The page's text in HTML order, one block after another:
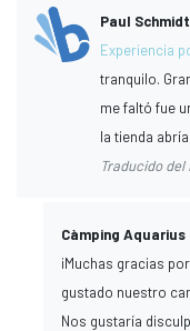
Paul Schmidt
Experiencia
tranquilo.
me faltó fue
la tienda
Traducido del
Càmping Aquarius
¡Muchas gracias
gustado nuestro
Nos gustaría